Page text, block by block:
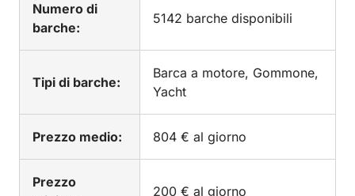
Numero di
barche:
5142 barche disponibili
Tipi di barche:
Barca a motore, Gommone,
Yacht
Prezzo medio: 804 € al giorno
Prezzo
200 € al giorno